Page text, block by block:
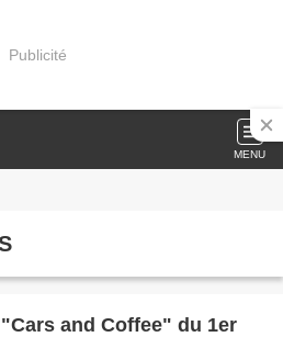
Publicité
MENU
and Coffee" du 1er